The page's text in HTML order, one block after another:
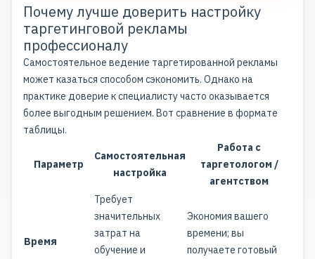
Почему лучше доверить настройку
таргетинговой рекламы
профессионалу
Самостоятельное ведение таргетированной рекламы
может казаться способом сэкономить. Однако на
практике доверие к специалисту часто оказывается
более выгодным решением. Вот сравнение в формате
таблицы.
Параметр
Самостоятельная
настройка
Работа с
таргетологом /
агентством
Время
Требует
значительных
затрат на
обучение и
Экономия вашего
времени; вы
получаете готовый